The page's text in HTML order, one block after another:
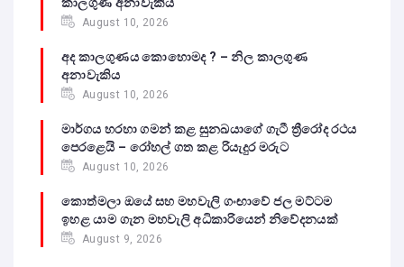
August 10, 2026
අද කාලගුණය කොහොමද ? – නිල කාලගුණ
අනාවැකිය
August 10, 2026
මාර්ගය හරහා ගමන් කළ සුනඛයාගේ ගැටී ත්‍රීරෝද රථය
පෙරළෙයි – රෝහල් ගත කළ රියැදුර මරුට
August 10, 2026
කොත්මලා ඔයේ සහ මහවැලි ගංඟාවේ ජල මට්ටම
ඉහළ යාම ගැන මහවැලි අධිකාරියෙන් නිවේදනයක්
August 9, 2026